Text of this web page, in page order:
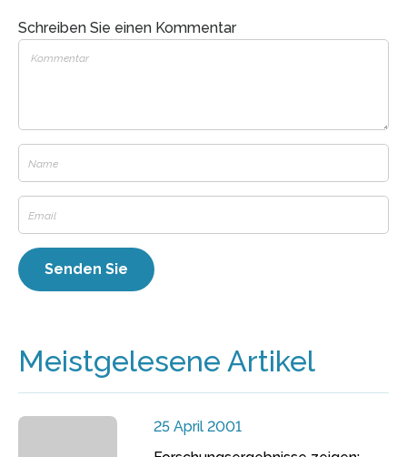
Schreiben Sie einen Kommentar
Meistgelesene Artikel
25 April 2001